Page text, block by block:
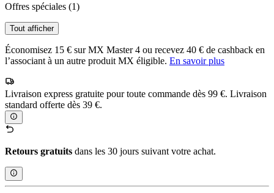
Offres spéciales (1)
Tout afficher
Économisez 15 € sur MX Master 4 ou recevez 40 € de cashback en
l’associant à un autre produit MX éligible. En savoir plus
Livraison express gratuite pour toute commande dès 99 €. Livraison
standard offerte dès 39 €.
Retours gratuits dans les 30 jours suivant votre achat.